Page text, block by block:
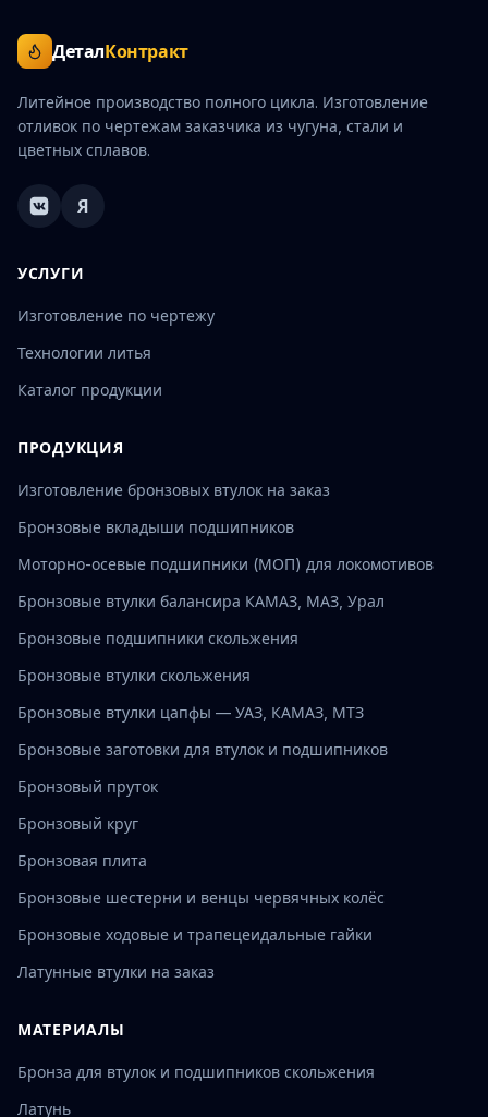
ДеталКонтракт
Литейное производство полного цикла. Изготовление
отливок по чертежам заказчика из чугуна, стали и
цветных сплавов.
Я
УСЛУГИ
Изготовление по чертежу
Технологии литья
Каталог продукции
ПРОДУКЦИЯ
Изготовление бронзовых втулок на заказ
Бронзовые вкладыши подшипников
Моторно-осевые подшипники (МОП) для локомотивов
Бронзовые втулки балансира КАМАЗ, МАЗ, Урал
Бронзовые подшипники скольжения
Бронзовые втулки скольжения
Бронзовые втулки цапфы — УАЗ, КАМАЗ, МТЗ
Бронзовые заготовки для втулок и подшипников
Бронзовый пруток
Бронзовый круг
Бронзовая плита
Бронзовые шестерни и венцы червячных колёс
Бронзовые ходовые и трапецеидальные гайки
Латунные втулки на заказ
МАТЕРИАЛЫ
Бронза для втулок и подшипников скольжения
Латунь